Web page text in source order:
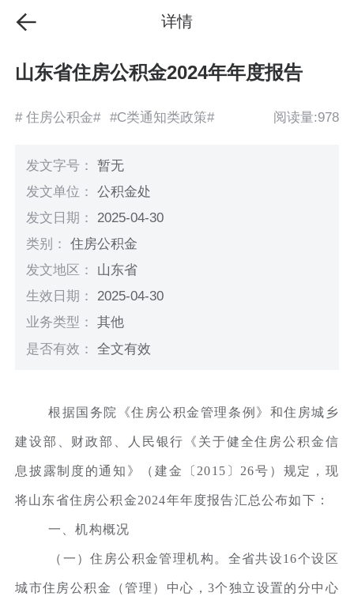
详情
山东省住房公积金2024年年度报告
# 住房公积金# #C类通知类政策# 阅读量:978
发文字号：暂无
发文单位：公积金处
发文日期： 2025-04-30
类别：住房公积金
发文地区： 山东省
生效日期： 2025-04-30
业务类型：其他
是否有效：全文有效
根据国务院《住房公积金管理条例》和住房城乡
建设部、财政部、人民银行《关于健全住房公积金信
息披露制度的通知》（建金〔2015〕26号）规定，现
将山东省住房公积金2024年年度报告汇总公布如下：
一、机构概况
（一）住房公积金管理机构。全省共设16个设区
城市住房公积金（管理）中心，3个独立设置的分中心